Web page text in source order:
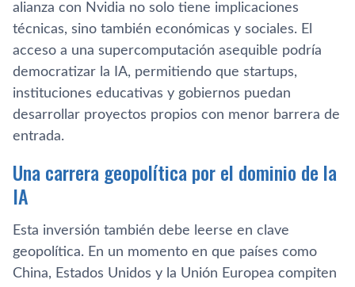
alianza con Nvidia no solo tiene implicaciones
técnicas, sino también económicas y sociales. El
acceso a una supercomputación asequible podría
democratizar la IA, permitiendo que startups,
instituciones educativas y gobiernos puedan
desarrollar proyectos propios con menor barrera de
entrada.
Una carrera geopolítica por el dominio de la
IA
Esta inversión también debe leerse en clave
geopolítica. En un momento en que países como
China, Estados Unidos y la Unión Europea compiten